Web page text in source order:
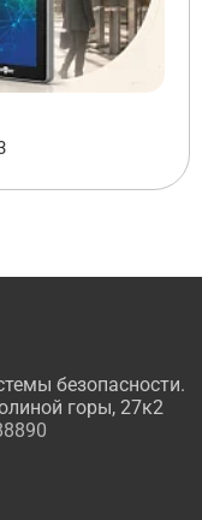
безопасности.
горы, 27к2